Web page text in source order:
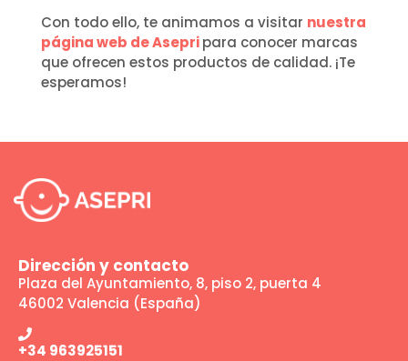
Con todo ello, te animamos a visitar nuestra
página web de Asepripara conocer marcas
que ofrecen estos productos de calidad. ¡Te
esperamos!
Dirección y contacto
Plaza del Ayuntamiento, 8, piso 2, puerta 4
46002 Valencia (España)
+34 963925151